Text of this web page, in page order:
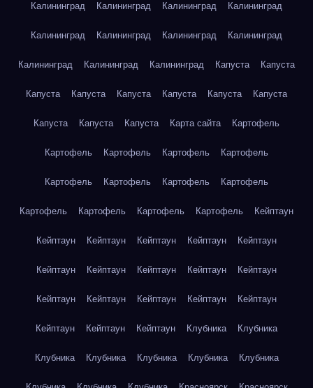
Калининград Калининград Калининград Калининград
Калининград Калининград Калининград Калининград
Калининград Калининград Калининград Капуста Капуста
Капуста Капуста Капуста Капуста Капуста Капуста
Капуста Капуста Капуста Карта сайта Картофель
Картофель Картофель Картофель Картофель
Картофель Картофель Картофель Картофель
Картофель Картофель Картофель Картофель Кейптаун
Кейптаун Кейптаун Кейптаун Кейптаун Кейптаун
Кейптаун Кейптаун Кейптаун Кейптаун Кейптаун
Кейптаун Кейптаун Кейптаун Кейптаун Кейптаун
Кейптаун Кейптаун Кейптаун Клубника Клубника
Клубника Клубника Клубника Клубника Клубника